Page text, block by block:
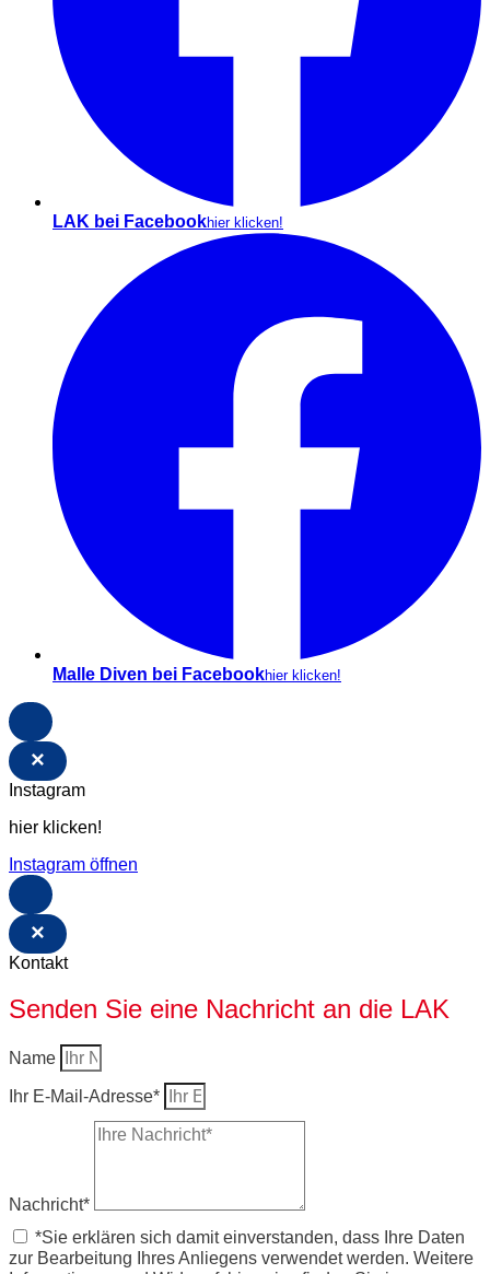
LAK bei Facebookhier klicken!
Malle Diven bei Facebookhier klicken!
×
Instagram
hier klicken!
Instagram öffnen
×
Kontakt
Senden Sie eine Nachricht an die LAK
Name
Ihr E-Mail-Adresse*
Nachricht*
*Sie erklären sich damit einverstanden, dass Ihre Daten
zur Bearbeitung Ihres Anliegens verwendet werden. Weitere